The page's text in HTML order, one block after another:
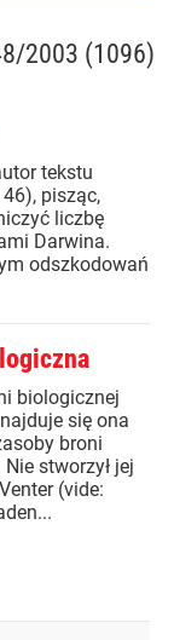
2003 (1096)
tekstu
46), pisząc,
liczbę
Darwina.
odszkodowań
biologicznej
się ona
broni
stworzył jej
(vide: